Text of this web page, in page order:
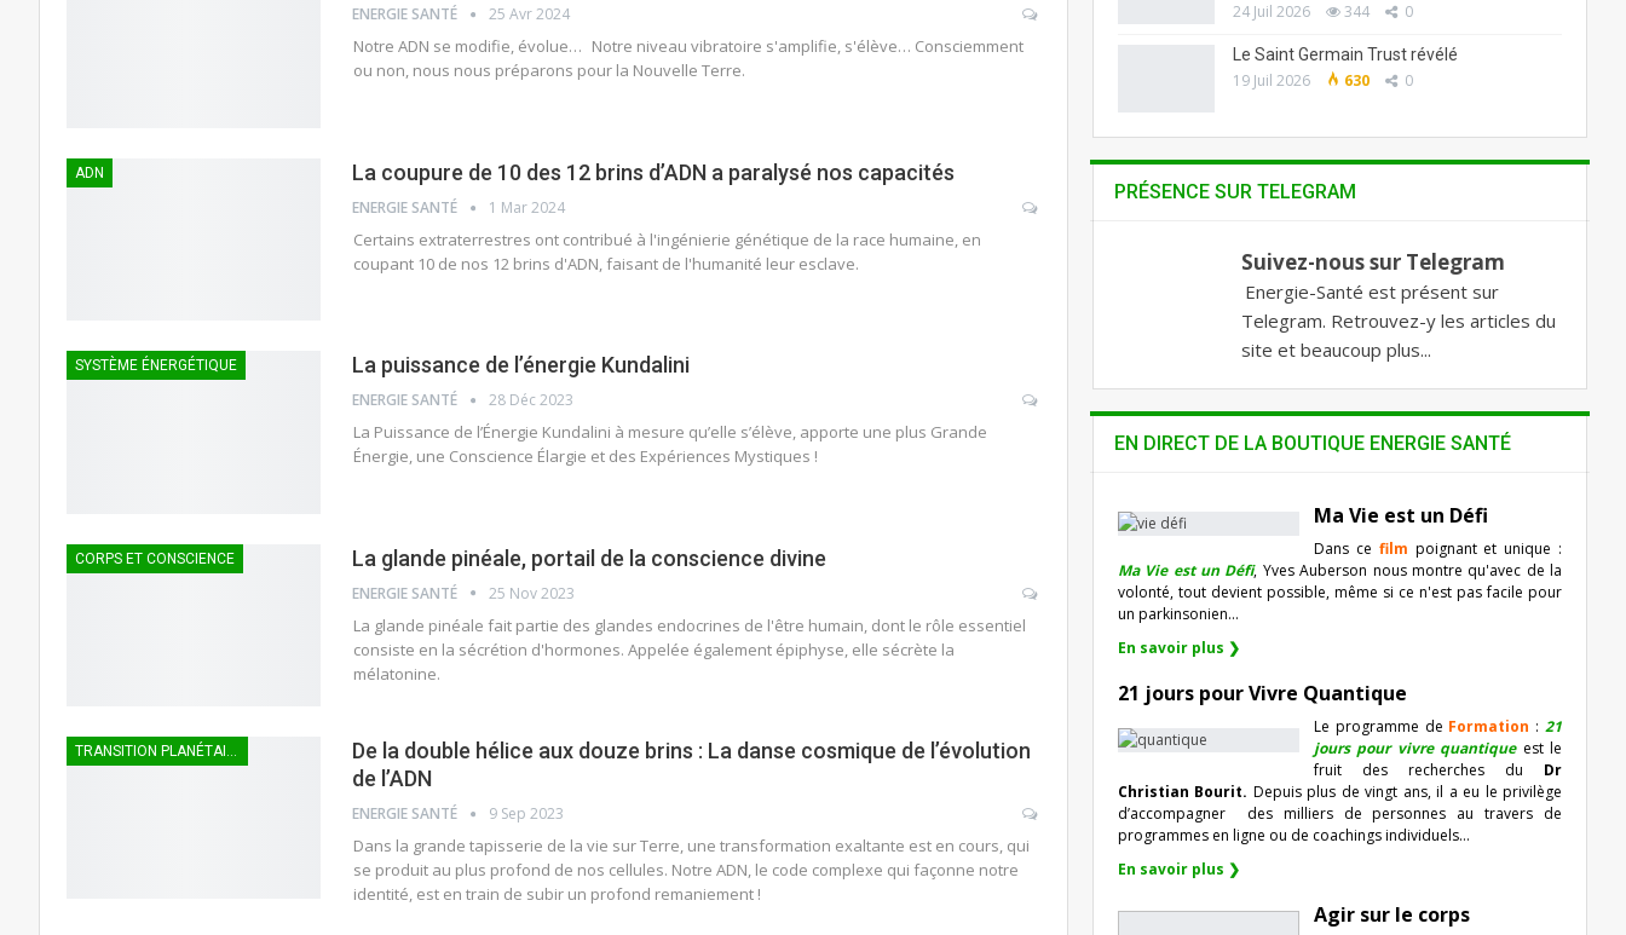
ENERGIE SANTÉ 25 Avr 2024
Notre ADN se modifie, évolue… Notre niveau vibratoire s'amplifie, s'élève… Consciemment
ou non, nous nous préparons pour la Nouvelle Terre.
ADN La coupure de 10 des 12 brins d’ADN a paralysé nos capacités
ENERGIE SANTÉ 1 Mar 2024
Certains extraterrestres ont contribué à l'ingénierie génétique de la race humaine, en
coupant 10 de nos 12 brins d'ADN, faisant de l'humanité leur esclave.
SYSTÈME ÉNERGÉTIQUE La puissance de l’énergie Kundalini
ENERGIE SANTÉ 28 Déc 2023
La Puissance de l’Énergie Kundalini à mesure qu’elle s’élève, apporte une plus Grande
Énergie, une Conscience Élargie et des Expériences Mystiques !
CORPS ET CONSCIENCE La glande pinéale, portail de la conscience divine
ENERGIE SANTÉ 25 Nov 2023
La glande pinéale fait partie des glandes endocrines de l'être humain, dont le rôle essentiel
consiste en la sécrétion d'hormones. Appelée également épiphyse, elle sécrète la
mélatonine.
TRANSITION PLANÉTAIRE
De la double hélice aux douze brins : La danse cosmique de l’évolution
de l’ADN
ENERGIE SANTÉ 9 Sep 2023
Dans la grande tapisserie de la vie sur Terre, une transformation exaltante est en cours, qui
se produit au plus profond de nos cellules. Notre ADN, le code complexe qui façonne notre
identité, est en train de subir un profond remaniement !
24 Juil 2026 344 0
Le Saint Germain Trust révélé
19 Juil 2026 630 0
PRÉSENCE SUR TELEGRAM
Suivez-nous sur Telegram
Energie-Santé est présent sur
Telegram. Retrouvez-y les articles du
site et beaucoup plus...
EN DIRECT DE LA BOUTIQUE ENERGIE SANTÉ
Ma Vie est un Défi
Dans ce film poignant et unique :
Ma Vie est un Défi, Yves Auberson nous montre qu'avec de la
volonté, tout devient possible, même si ce n'est pas facile pour
un parkinsonien…
En savoir plus ❯
21 jours pour Vivre Quantique
Le programme de Formation :21
jours pour vivre quantiqueest le
fruit des recherches du Dr
Christian Bourit. Depuis plus de vingt ans, il a eu le privilège
d’accompagner
des milliers de personnes au travers de
programmes en ligne ou de coachings individuels…
En savoir plus ❯
Agir sur le corps